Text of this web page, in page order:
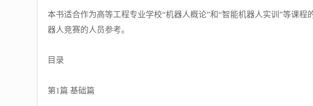
本书适合作为高等工程专业学校“机器人概论”和“智能机器人实训”等课
器人竞赛的人员参考。
目录
第1篇 基础篇